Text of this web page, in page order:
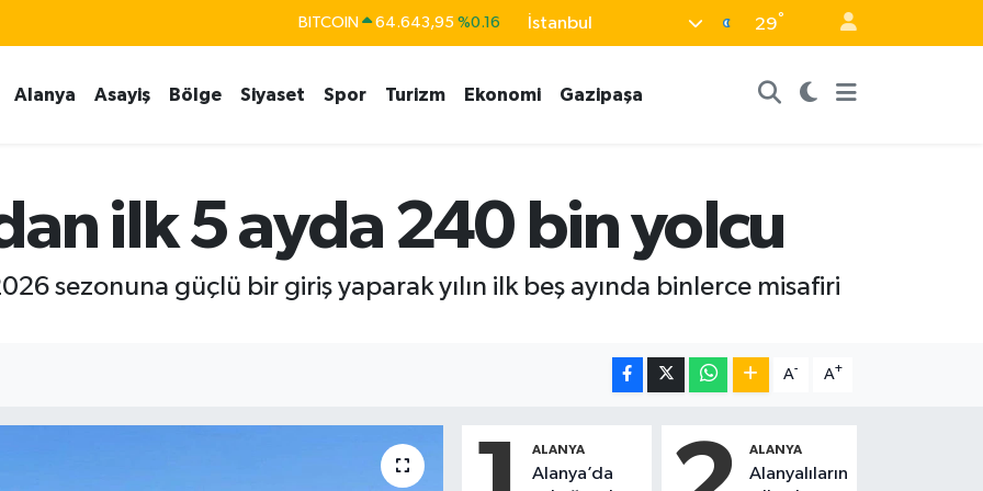
47,6006
İstanbul 29°
Alanya Asayiş Bölge Siyaset Spor Turizm Ekonomi Gazipaşa
ilk 5 ayda 240 bin yolcu
sezonuna güçlü bir giriş yaparak yılın ilk beş ayında binlerce misafiri
A- A+
ALANYA
Alanya’da
ALANYA
Alanyalıların